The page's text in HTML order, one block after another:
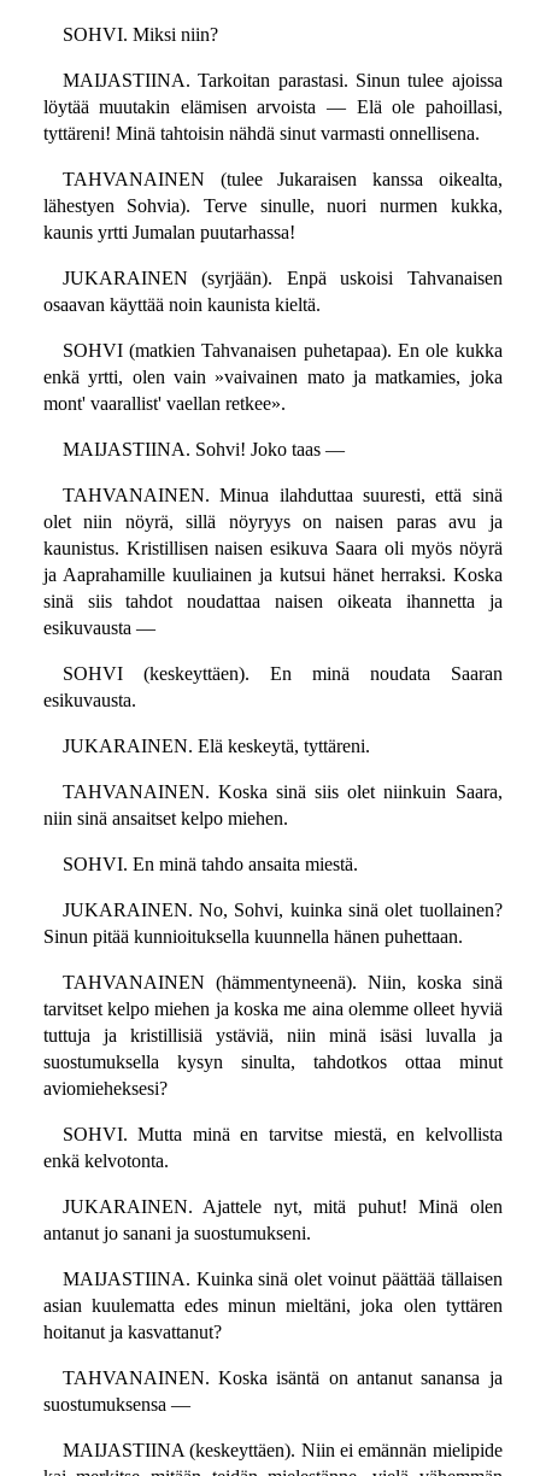
SOHVI. Miksi niin?
MAIJASTIINA. Tarkoitan parastasi. Sinun tulee ajoissa
löytää muutakin elämisen arvoista — Elä ole pahoillasi,
tyttäreni! Minä tahtoisin nähdä sinut varmasti onnellisena.
TAHVANAINEN (tulee Jukaraisen kanssa oikealta,
lähestyen Sohvia). Terve sinulle, nuori nurmen kukka,
kaunis yrtti Jumalan puutarhassa!
JUKARAINEN (syrjään). Enpä uskoisi Tahvanaisen
osaavan käyttää noin kaunista kieltä.
SOHVI (matkien Tahvanaisen puhetapaa). En ole kukka
enkä yrtti, olen vain »vaivainen mato ja matkamies, joka
mont' vaarallist' vaellan retkee».
MAIJASTIINA. Sohvi! Joko taas —
TAHVANAINEN. Minua ilahduttaa suuresti, että sinä
olet niin nöyrä, sillä nöyryys on naisen paras avu ja
kaunistus. Kristillisen naisen esikuva Saara oli myös nöyrä
ja Aaprahamille kuuliainen ja kutsui hänet herraksi. Koska
sinä siis tahdot noudattaa naisen oikeata ihannetta ja
esikuvausta —
SOHVI (keskeyttäen). En minä noudata Saaran
esikuvausta.
JUKARAINEN. Elä keskeytä, tyttäreni.
TAHVANAINEN. Koska sinä siis olet niinkuin Saara,
niin sinä ansaitset kelpo miehen.
SOHVI. En minä tahdo ansaita miestä.
JUKARAINEN. No, Sohvi, kuinka sinä olet tuollainen?
Sinun pitää kunnioituksella kuunnella hänen puhettaan.
TAHVANAINEN (hämmentyneenä). Niin, koska sinä
tarvitset kelpo miehen ja koska me aina olemme olleet hyviä
tuttuja ja kristillisiä ystäviä, niin minä isäsi luvalla ja
suostumuksella kysyn sinulta, tahdotkos ottaa minut
aviomieheksesi?
SOHVI. Mutta minä en tarvitse miestä, en kelvollista
enkä kelvotonta.
JUKARAINEN. Ajattele nyt, mitä puhut! Minä olen
antanut jo sanani ja suostumukseni.
MAIJASTIINA. Kuinka sinä olet voinut päättää tällaisen
asian kuulematta edes minun mieltäni, joka olen tyttären
hoitanut ja kasvattanut?
TAHVANAINEN. Koska isäntä on antanut sanansa ja
suostumuksensa —
MAIJASTIINA (keskeyttäen). Niin ei emännän mielipide